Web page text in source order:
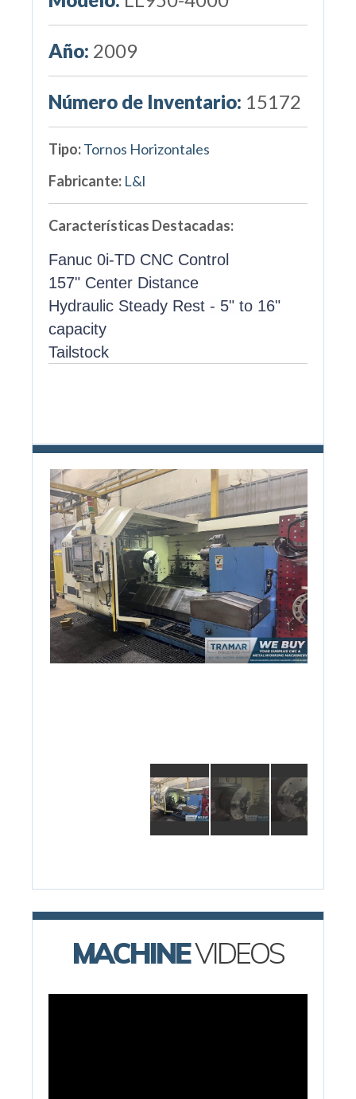
Año: 2009
Número de Inventario: 15172
Tipo:Tornos Horizontales
Fabricante: L&l
Características Destacadas:
Fanuc 0i-TD CNC Control
157" Center Distance
Hydraulic Steady Rest - 5" to 16"
capacity
Tailstock
MACHINEVIDEOS